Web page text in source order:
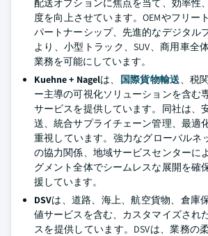
配送オプションに焦点を当て、効率性
度を向上させています。OEMやフリー
パートナーシップ、先進的なデジタル
より、小型トラック、SUV、商用車全
業務を可能にしています。
Kuehne + Nagelは、 国際貨物輸送、税
ー主導の可視化ソリューションを含む
サービスを提供しています。同社は、
送、統合サプライチェーン管理、最適
重視しています。強力なグローバルネ
の協力関係、地域サービスセンターに
グメント全体でシームレスな展開を確
援しています。
DSVは、道路、海上、航空貨物、倉庫
値サービスを含む、カスタマイズされ
スを提供しています。DSVは、業務の